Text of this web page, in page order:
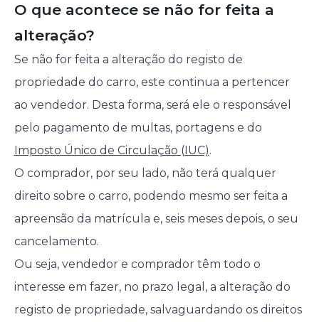
O que acontece se não for feita a
alteração?
Se não for feita a alteração do registo de
propriedade do carro, este continua a pertencer
ao vendedor. Desta forma, será ele o responsável
pelo pagamento de multas, portagens e do
Imposto Único de Circulação (IUC).
O comprador, por seu lado, não terá qualquer
direito sobre o carro, podendo mesmo ser feita a
apreensão da matrícula e, seis meses depois, o seu
cancelamento.
Ou seja, vendedor e comprador têm todo o
interesse em fazer, no prazo legal, a alteração do
registo de propriedade, salvaguardando os direitos